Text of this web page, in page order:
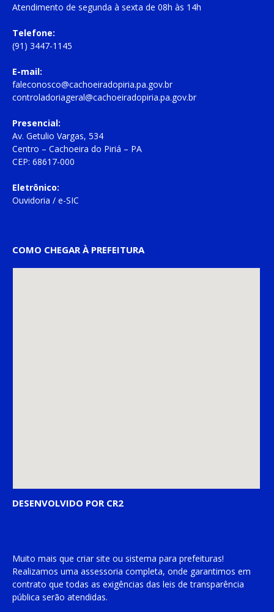
Atendimento de segunda à sexta de 08h às 14h
Telefone:
(91) 3447-1145
E-mail:
faleconosco@cachoeiradopiria.pa.gov.br
controladoriageral@cachoeiradopiria.pa.gov.br
Presencial:
Av. Getulio Vargas, 534
Centro – Cachoeira do Piriá – PA
CEP: 68617-000
Eletrônico:
Ouvidoria / e-SIC
COMO CHEGAR À PREFEITURA
DESENVOLVIDO POR CR2
Muito mais que criar site ou sistema para prefeituras!
Realizamos uma assessoria completa, onde garantimos em
contrato que todas as exigências das leis de transparência
pública serão atendidas.